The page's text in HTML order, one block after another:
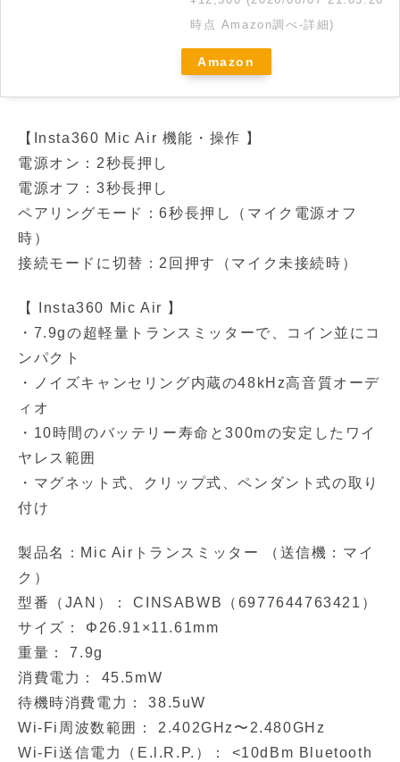
時点 Amazon調べ-詳細)
Amazon
【Insta360 Mic Air 機能・操作 】
電源オン：2秒長押し
電源オフ：3秒長押し
ペアリングモード：6秒長押し（マイク電源オフ
時）
接続モードに切替：2回押す（マイク未接続時）
【 Insta360 Mic Air 】
・7.9gの超軽量トランスミッターで、コイン並にコ
ンパクト
・ノイズキャンセリング内蔵の48kHz高音質オーデ
ィオ
・10時間のバッテリー寿命と300mの安定したワイ
ヤレス範囲
・マグネット式、クリップ式、ペンダント式の取り
付け
製品名：Mic Airトランスミッター （送信機：マイ
ク）
型番（JAN）： CINSABWB（6977644763421）
サイズ： Φ26.91×11.61mm
重量： 7.9g
消費電力： 45.5mW
待機時消費電力： 38.5uW
Wi-Fi周波数範囲： 2.402GHz〜2.480GHz
Wi-Fi送信電力（E.l.R.P.）： <10dBm Bluetooth